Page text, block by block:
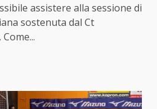
assistere alla sessione di
sostenuta dal Ct